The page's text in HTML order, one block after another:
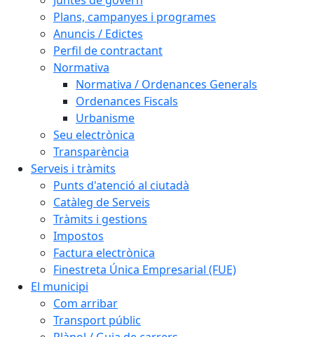
Plans, campanyes i programes
Anuncis / Edictes
Perfil de contractant
Normativa
Normativa / Ordenances Generals
Ordenances Fiscals
Urbanisme
Seu electrònica
Transparència
Serveis i tràmits
Punts d'atenció al ciutadà
Catàleg de Serveis
Tràmits i gestions
Impostos
Factura electrònica
Finestreta Única Empresarial (FUE)
El municipi
Com arribar
Transport públic